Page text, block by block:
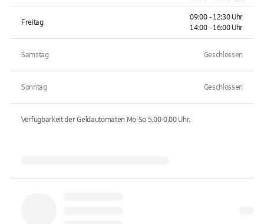
Freitag
09:00 - 12:30 Uhr
14:00 - 16:00 Uhr
Samstag Geschlossen
Sonntag Geschlossen
Verfügbarkeit der Geldautomaten Mo-So 5.00-0.00Uhr.